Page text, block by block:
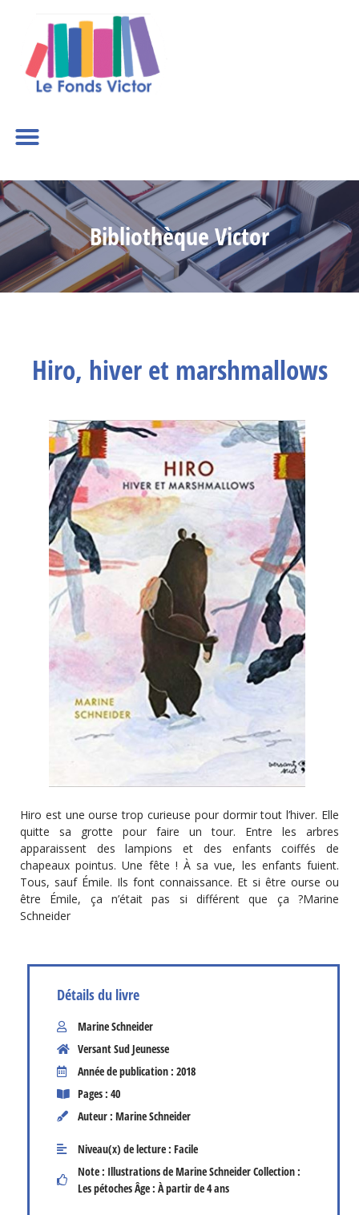
Bibliothèque Victor
Hiro, hiver et marshmallows
Hiro est une ourse trop curieuse pour dormir tout l’hiver. Elle
quitte sa grotte pour faire un tour. Entre les arbres
apparaissent des lampions et des enfants coiffés de
chapeaux pointus. Une fête ! À sa vue, les enfants fuient.
Tous, sauf Émile. Ils font connaissance. Et si être ourse ou
être Émile, ça n’était pas si différent que ça ?Marine
Schneider
Détails du livre
Marine Schneider
Versant Sud Jeunesse
Année de publication : 2018
Pages : 40
Auteur : Marine Schneider
Niveau(x) de lecture : Facile
Note : Illustrations de Marine Schneider Collection :
Les pétoches Âge : À partir de 4 ans